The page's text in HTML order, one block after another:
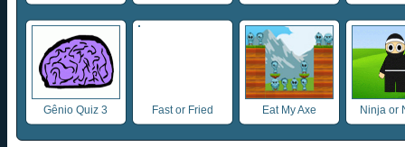
Gênio Quiz 3 Fast or Fried Eat My Axe Ninja or